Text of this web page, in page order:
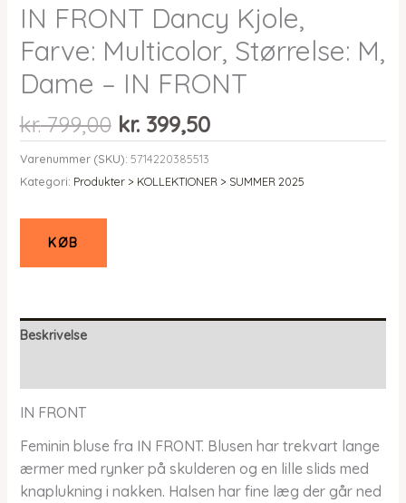
IN FRONT Dancy Kjole,
Farve: Multicolor, Størrelse: M,
Dame – IN FRONT
kr.799,00 Den
oprindelige
pris
var:
kr.399,50Den
aktuelle
er:
Varenummer (SKU): 5714220385513
Kategori: Produkter > KOLLEKTIONER > SUMMER 2025
KØB
Beskrivelse
IN FRONT
Feminin bluse fra IN FRONT. Blusen har trekvart lange
ærmer med rynker på skulderen og en lille slids med
knaplukning i nakken. Halsen har fine læg der går ned